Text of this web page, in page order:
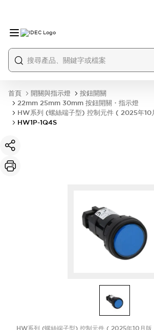
首頁 開關與指示燈
按鈕開關
22mm 25mm 30mm 按鈕開關・指示燈
HW系列 (螺絲端子型) 控制元件 ( 2025年10
HW1P-1Q4S